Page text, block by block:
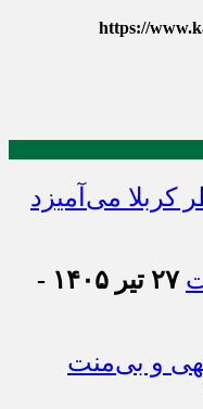
https://
می‌آمیزد
۲۷ تیر ۱۴۰۵ -
و بی‌منت